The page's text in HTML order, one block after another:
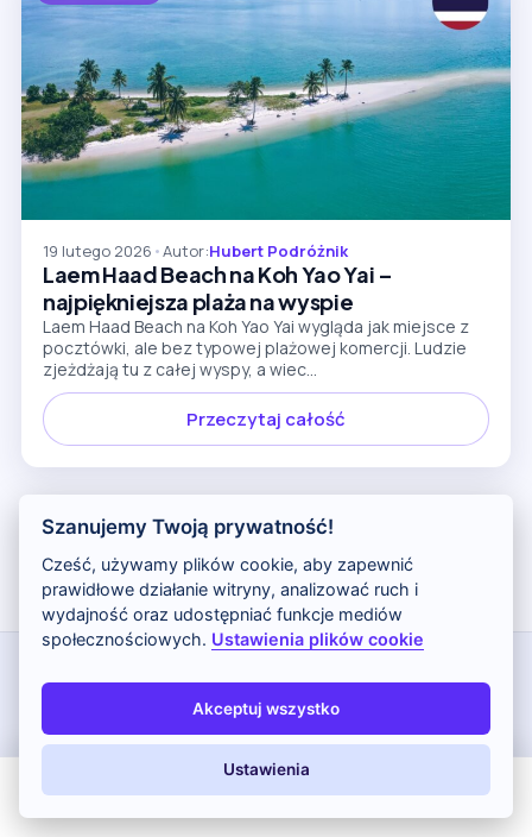
19 lutego 2026 •Autor:Hubert Podróżnik
Laem Haad Beach na Koh Yao Yai –
najpiękniejsza plaża na wyspie
Laem Haad Beach na Koh Yao Yai wygląda jak miejsce z
pocztówki, ale bez typowej plażowej komercji. Ludzie
zjeżdżają tu z całej wyspy, a wiec...
Przeczytaj całość
Stronicowanie
wpisów
1 2 3 Następny
chronioną należącą do Wakacje.pl S.A. i/lub jej partnerów. Ceny i dostępność
są dynamiczne. Aktualne informacje możesz sprawdzić bezpośrednio na
Wakacje.pl. Wyświetlane okazje są aktualizowane w interwałach
czasowych. Zamieszczone informacje lub ceny nie stanowią oferty w
rozumieniu Kodeksu Cywilnego.
Szanujemy Twoją prywatność!
Cześć, używamy plików cookie, aby zapewnić
prawidłowe działanie witryny, analizować ruch i
wydajność oraz udostępniać funkcje mediów
społecznościowych. Ustawienia plików cookie
Akceptuj wszystko
Ustawienia